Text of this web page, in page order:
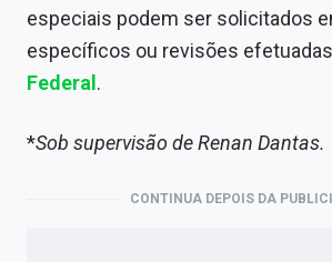
especiais podem ser solicitados
específicos ou revisões
Federal .
*Sob supervisão de Renan Dantas.
CONTINUA DEPOIS DA